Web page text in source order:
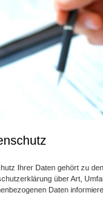
Ihrer Daten gehört zu
über Art,
Daten